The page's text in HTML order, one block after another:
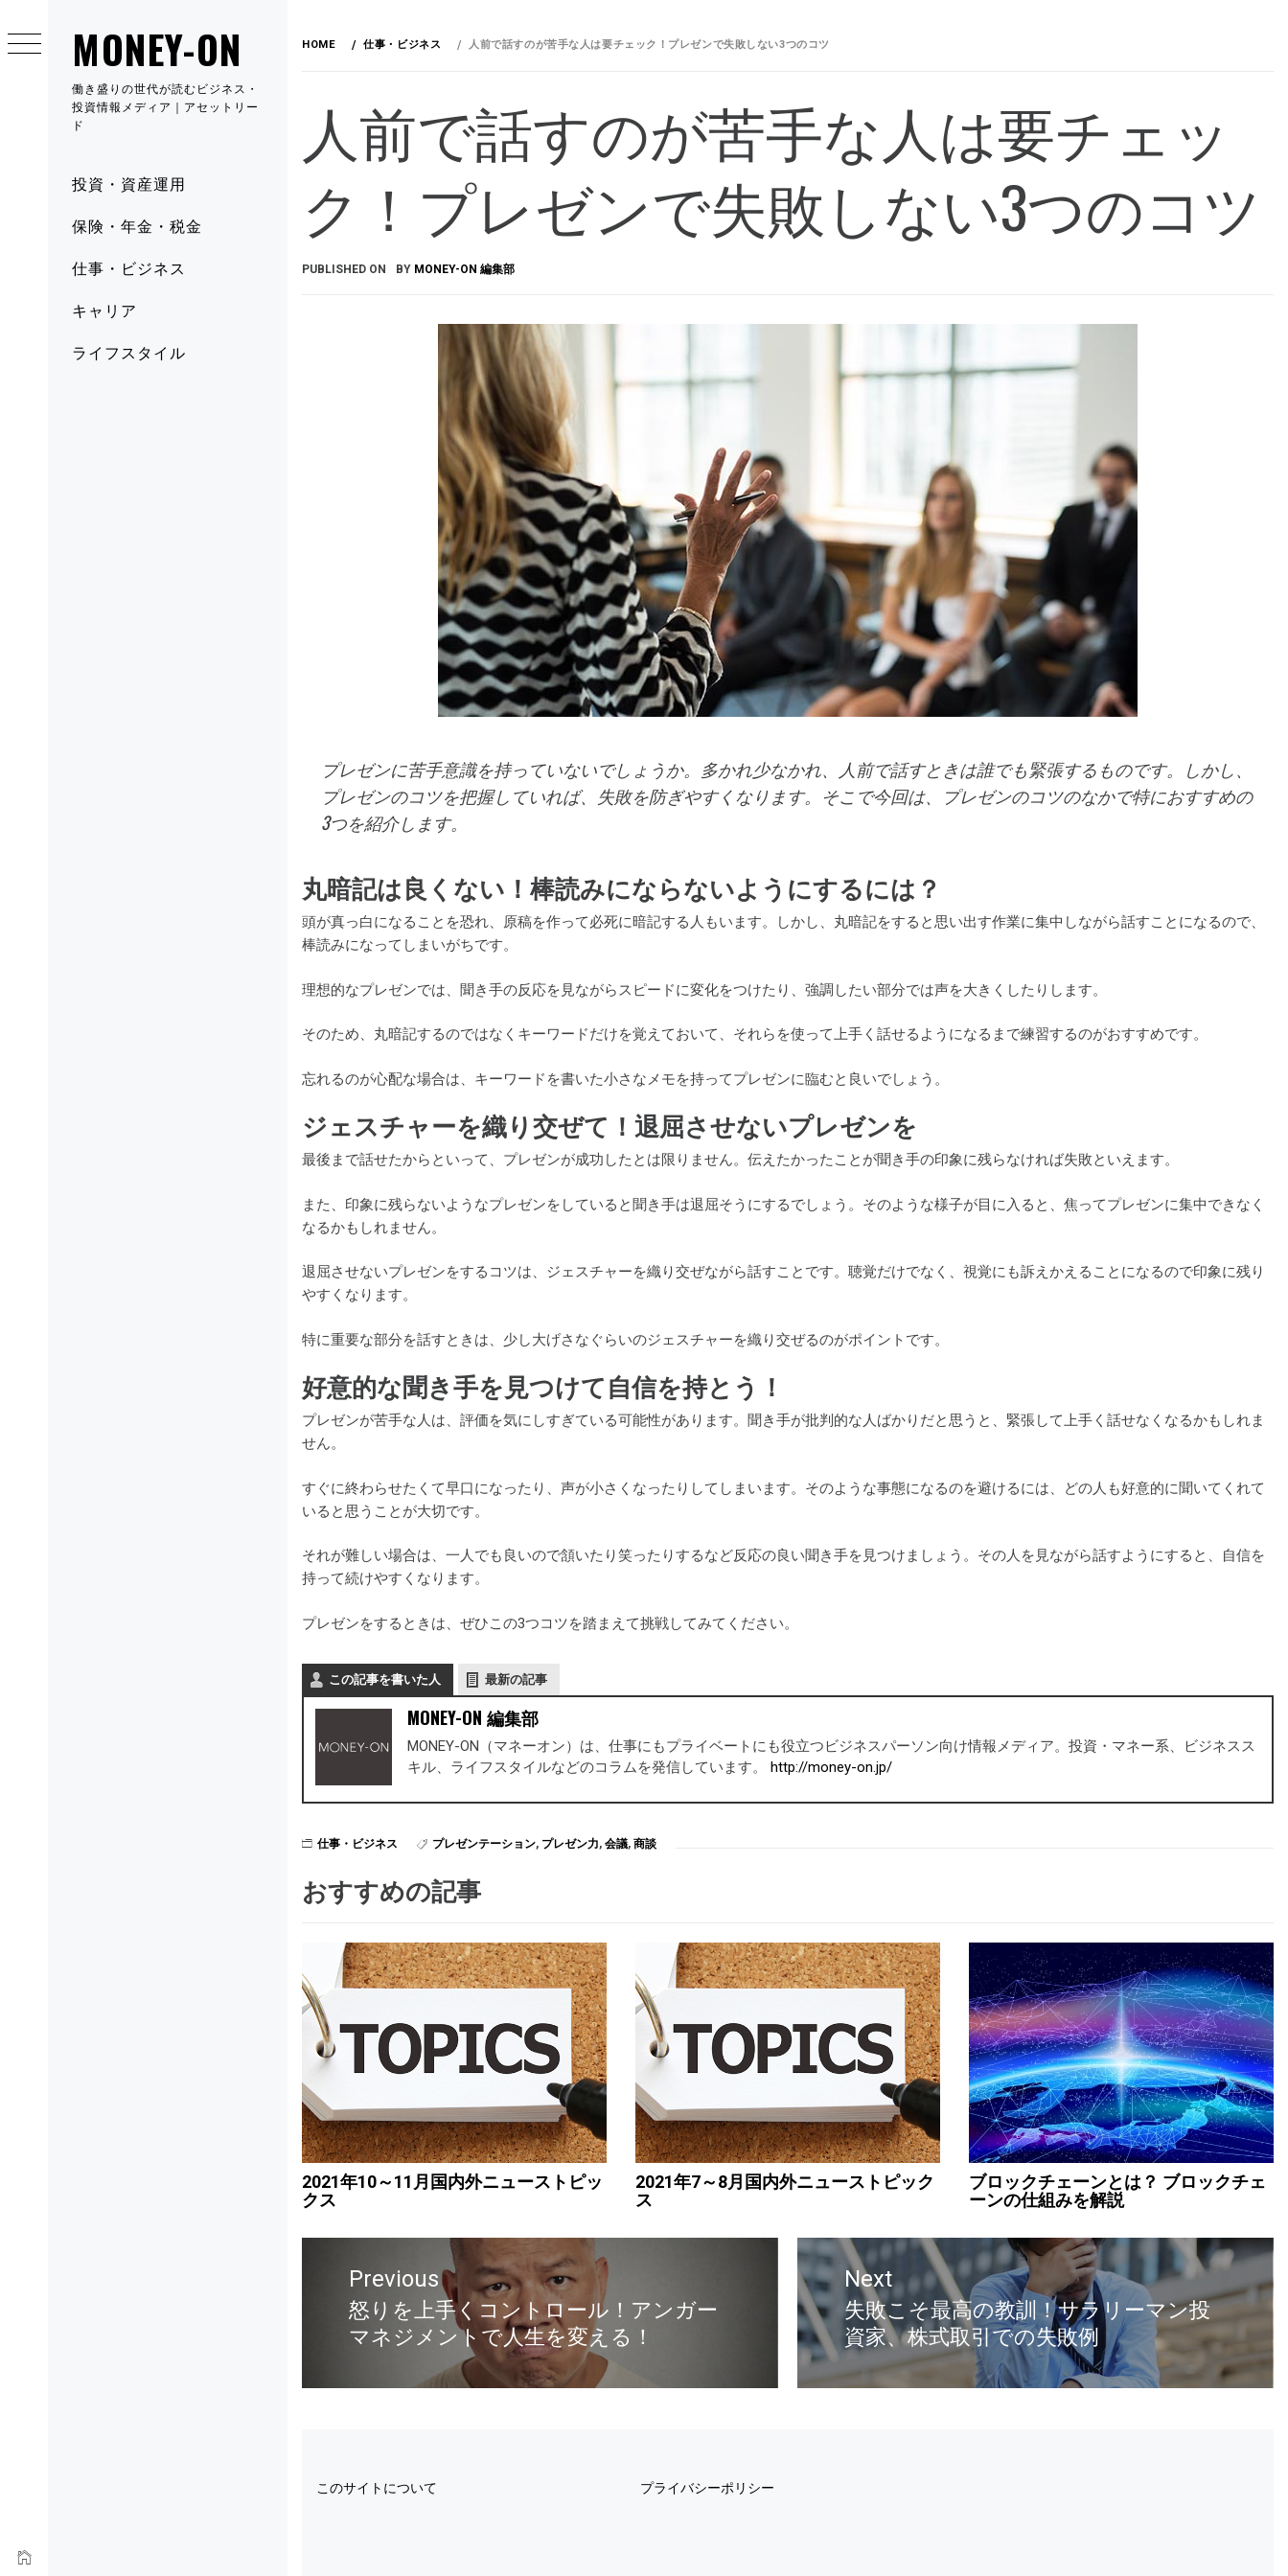
MONEY-ON
働き盛りの世代が読むビジネス・
投資情報メディア｜アセットリー
ド
投資・資産運用
保険・年金・税金
仕事・ビジネス
キャリア
ライフスタイル
HOME 仕事・ビジネス 人前で話すのが苦手な人は要チェック！プレゼンで失敗しない3つのコツ
人前で話すのが苦手な人は要チェッ
ク！プレゼンで失敗しない3つのコツ
PUBLISHED ON BY MONEY-ON 編集部
プレゼンに苦手意識を持っていないでしょうか。多かれ少なかれ、人前で話すときは誰でも緊張するものです。しかし、
プレゼンのコツを把握していれば、失敗を防ぎやすくなります。そこで今回は、プレゼンのコツのなかで特におすすめの
3つを紹介します。
丸暗記は良くない！棒読みにならないようにするには？
頭が真っ白になることを恐れ、原稿を作って必死に暗記する人もいます。しかし、丸暗記をすると思い出す作業に集中しながら話すことになるので、
棒読みになってしまいがちです。
理想的なプレゼンでは、聞き手の反応を見ながらスピードに変化をつけたり、強調したい部分では声を大きくしたりします。
そのため、丸暗記するのではなくキーワードだけを覚えておいて、それらを使って上手く話せるようになるまで練習するのがおすすめです。
忘れるのが心配な場合は、キーワードを書いた小さなメモを持ってプレゼンに臨むと良いでしょう。
ジェスチャーを織り交ぜて！退屈させないプレゼンを
最後まで話せたからといって、プレゼンが成功したとは限りません。伝えたかったことが聞き手の印象に残らなければ失敗といえます。
また、印象に残らないようなプレゼンをしていると聞き手は退屈そうにするでしょう。そのような様子が目に入ると、焦ってプレゼンに集中できなく
なるかもしれません。
退屈させないプレゼンをするコツは、ジェスチャーを織り交ぜながら話すことです。聴覚だけでなく、視覚にも訴えかえることになるので印象に残り
やすくなります。
特に重要な部分を話すときは、少し大げさなぐらいのジェスチャーを織り交ぜるのがポイントです。
好意的な聞き手を見つけて自信を持とう！
プレゼンが苦手な人は、評価を気にしすぎている可能性があります。聞き手が批判的な人ばかりだと思うと、緊張して上手く話せなくなるかもしれま
せん。
すぐに終わらせたくて早口になったり、声が小さくなったりしてしまいます。そのような事態になるのを避けるには、どの人も好意的に聞いてくれて
いると思うことが大切です。
それが難しい場合は、一人でも良いので頷いたり笑ったりするなど反応の良い聞き手を見つけましょう。その人を見ながら話すようにすると、自信を
持って続けやすくなります。
プレゼンをするときは、ぜひこの3つコツを踏まえて挑戦してみてください。
この記事を書いた人 最新の記事
MONEY-ON 編集部
MONEY-ON（マネーオン）は、仕事にもプライベートにも役立つビジネスパーソン向け情報メディア。投資・マネー系、ビジネスス
キル、ライフスタイルなどのコラムを発信しています。 http://money-on.jp/
仕事・ビジネス プレゼンテーション, プレゼン力, 会議, 商談
おすすめの記事
2021年10～11月国内外ニューストピッ
クス
2021年7～8月国内外ニューストピック
ス
ブロックチェーンとは？ ブロックチェ
ーンの仕組みを解説
Previous
怒りを上手くコントロール！アンガー
マネジメントで人生を変える！
Next
失敗こそ最高の教訓！サラリーマン投
資家、株式取引での失敗例
このサイトについて プライバシーポリシー